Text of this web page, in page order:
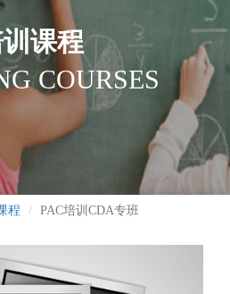
课程
COURSES
程 PAC培训CDA专班